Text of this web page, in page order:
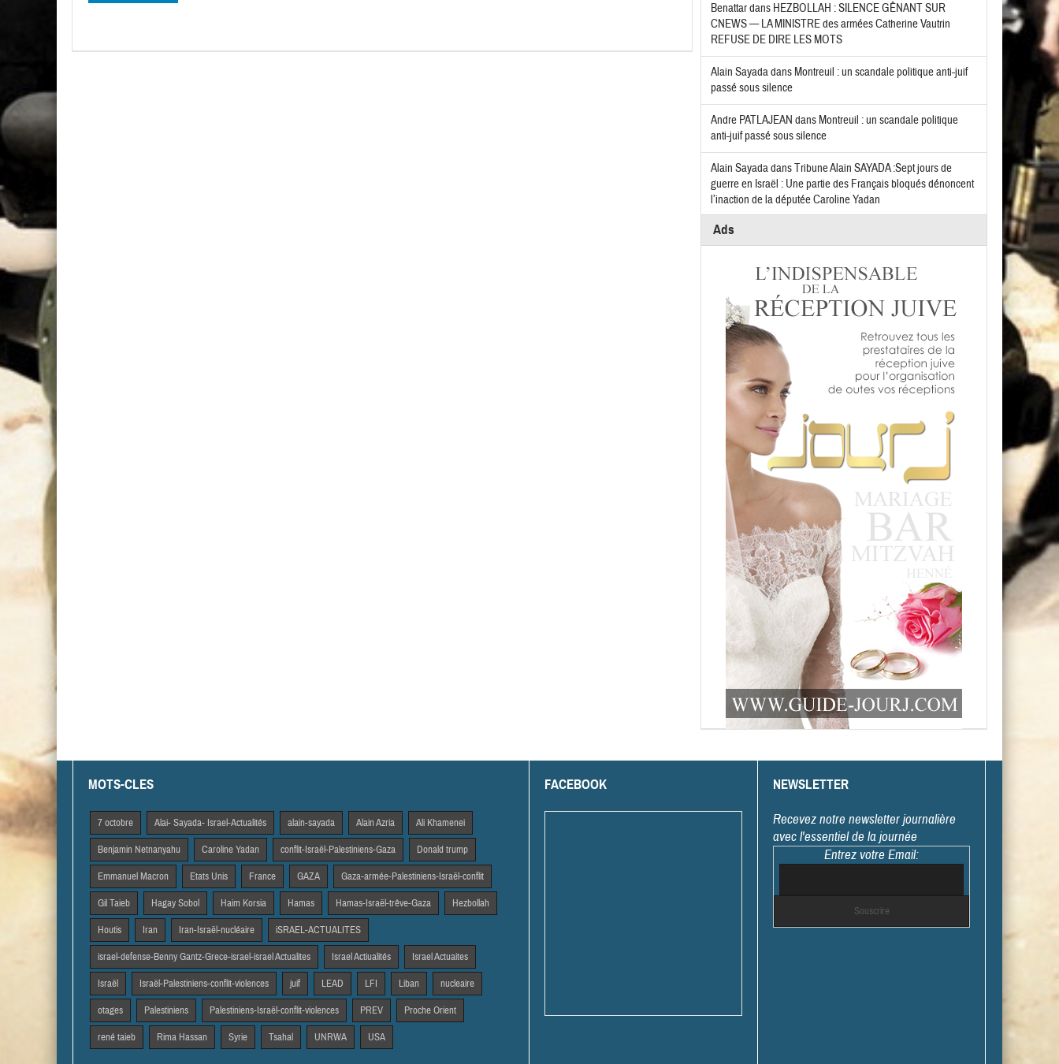
Benattardans HEZBOLLAH : SILENCE GÊNANT SUR
CNEWS — LA MINISTRE des armées Catherine Vautrin
REFUSE DE DIRE LES MOTS
Alain Sayadadans Montreuil : un scandale politique anti-juif
passé sous silence
Andre PATLAJEAN dans Montreuil : un scandale politique
anti-juif passé sous silence
Alain SayadadansTribune Alain SAYADA :Sept jours de
guerre en Israël : Une partie des Français bloqués dénoncent
l’inaction de la députée Caroline Yadan
Ads
MOTS-CLES
7 octobre Alai- Sayada- Israel-Actualités alain-sayada Alain Azria Ali Khamenei
Benjamin Netnanyahu Caroline Yadan conflit-Israël-Palestiniens-Gaza Donald trump
Emmanuel Macron Etats Unis France GAZA Gaza-armée-Palestiniens-Israël-conflit
Gil Taieb Hagay Sobol Haim Korsia Hamas Hamas-Israël-trêve-Gaza Hezbollah
Houtis Iran Iran-Israël-nucléaire iSRAEL-ACTUALITES
israel-defense-Benny Gantz-Grece-israel-israel Actualites Israel Actiualités Israel Actuaites
Israël Israël-Palestiniens-conflit-violences juif LEAD LFI Liban nucleaire
otages Palestiniens Palestiniens-Israël-conflit-violences PREV Proche Orient
rené taieb Rima Hassan Syrie Tsahal UNRWA USA
FACEBOOK NEWSLETTER
Recevez notre newsletter journalière
avec l'essentiel de la journée
Entrez votre Email: